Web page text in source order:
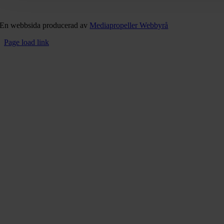
En webbsida producerad av Mediapropeller Webbyrå
Page load link